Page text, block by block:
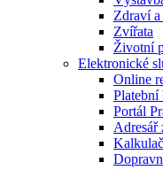
Zdraví
Zvířata
Životní
Elektronické
Online
Platební
Portál
Adresář